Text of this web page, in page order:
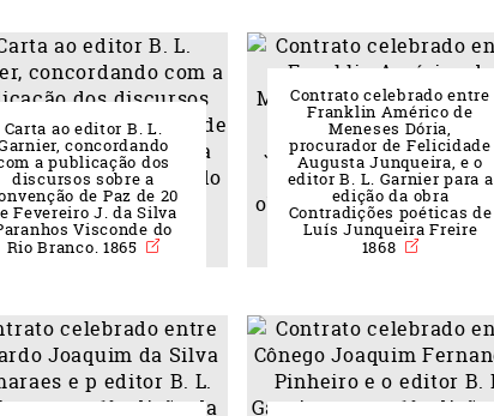
Carta ao editor B. L.
concordando
a publicação dos
discursos sobre a
de Paz de 20
Fevereiro J. da Silva
Visconde do
Rio Branco. 1865
Contrato celebrado entre
Franklin Américo de
Meneses Dória,
procurador de Felicidade
Augusta Junqueira, e o
editor B. L. Garnier para a
edição da obra
Contradições poéticas de
Luís Junqueira Freire
1868